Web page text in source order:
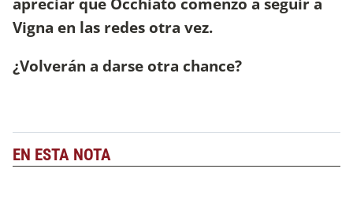
Vigna en las redes otra vez.
¿Volverán a darse otra chance?
EN ESTA NOTA